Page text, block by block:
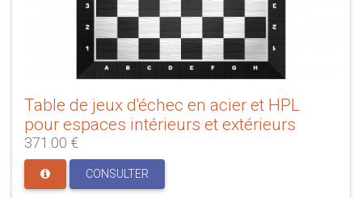
Table de jeux d'échec en acier et HPL
pour espaces intérieurs et extérieurs
371.00 €
CONSULTER